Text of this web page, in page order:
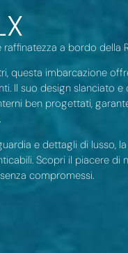
a bordo della
questa imbarcazione
Il suo design slanciato
ben progettati,
e dettagli di lusso,
Scopri il piacere di
compromessi.